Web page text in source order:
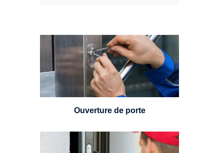
Vous avez perdu vos clés ou la
porte s'est refermée derrière vous
? Un serrurier est disponible
24h/7.
Ouverture de porte
Un serrurier sera en mesure de